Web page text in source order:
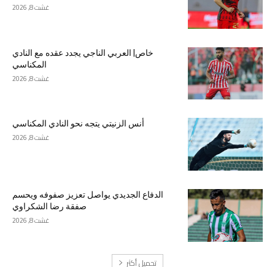
غشت 8, 2026
خاص| العربي الناجي يجدد عقده مع النادي
المكناسي
غشت 8, 2026
أنس الزنيتي يتجه نحو النادي المكناسي
غشت 8, 2026
الدفاع الجديدي يواصل تعزيز صفوفه ويحسم
صفقة رضا الشكراوي
غشت 8, 2026
تحميل أكثر